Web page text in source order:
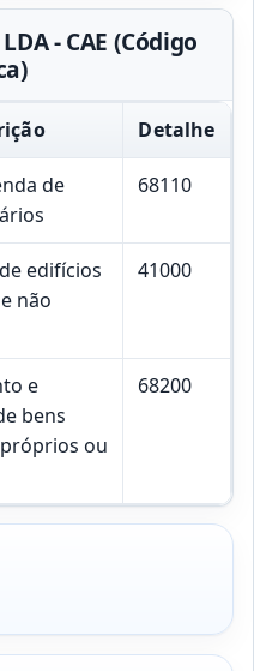
- CAE (Código
Detalhe
de
68110
edifícios
não
41000
e
bens
ou
68200